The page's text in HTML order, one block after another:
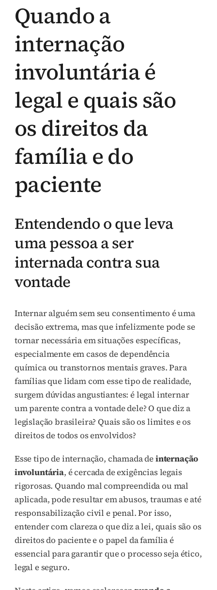
Quando a
internação
involuntária é
legal e quais são
os direitos da
família e do
paciente
Entendendo o que leva
uma pessoa a ser
internada contra sua
vontade
Internar alguém sem seu consentimento é uma
decisão extrema, mas que infelizmente pode se
tornar necessária em situações específicas,
especialmente em casos de dependência
química ou transtornos mentais graves. Para
famílias que lidam com esse tipo de realidade,
surgem dúvidas angustiantes: é legal internar
um parente contra a vontade dele? O que diz a
legislação brasileira? Quais são os limites e os
direitos de todos os envolvidos?
Esse tipo de internação, chamada deinternação
involuntária, é cercada de exigências legais
rigorosas. Quando mal compreendida ou mal
aplicada, pode resultar em abusos, traumas e até
responsabilização civil e penal. Por isso,
entender com clareza o que diz a lei, quais são os
direitos do paciente e o papel da família é
essencial para garantir que o processo seja ético,
legal e seguro.